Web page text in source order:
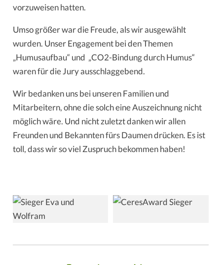
vorzuweisen hatten.
Umso größer war die Freude, als wir ausgewählt
wurden. Unser Engagement bei den Themen
„Humusaufbau“ und „CO2-Bindung durch Humus“
waren für die Jury ausschlaggebend.
Wir bedanken uns bei unseren Familien und
Mitarbeitern, ohne die solch eine Auszeichnung nicht
möglich wäre. Und nicht zuletzt danken wir allen
Freunden und Bekannten fürs Daumen drücken. Es ist
toll, dass wir so viel Zuspruch bekommen haben!